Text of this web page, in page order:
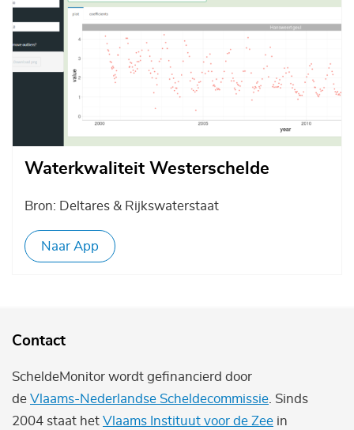
Waterkwaliteit Westerschelde
Bron: Deltares & Rijkswaterstaat
Naar App
Contact
ScheldeMonitor wordt gefinancierd door
de Vlaams-Nederlandse Scheldecommissie. Sinds
2004 staat het Vlaams Instituut voor de Zee in